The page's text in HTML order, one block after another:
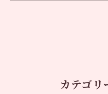
カテゴリ